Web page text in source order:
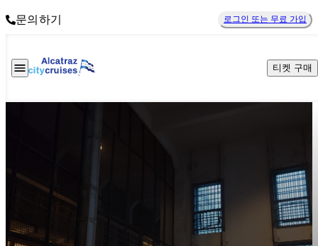
문의하기 로그인 또는 무료 가입
티켓 구매